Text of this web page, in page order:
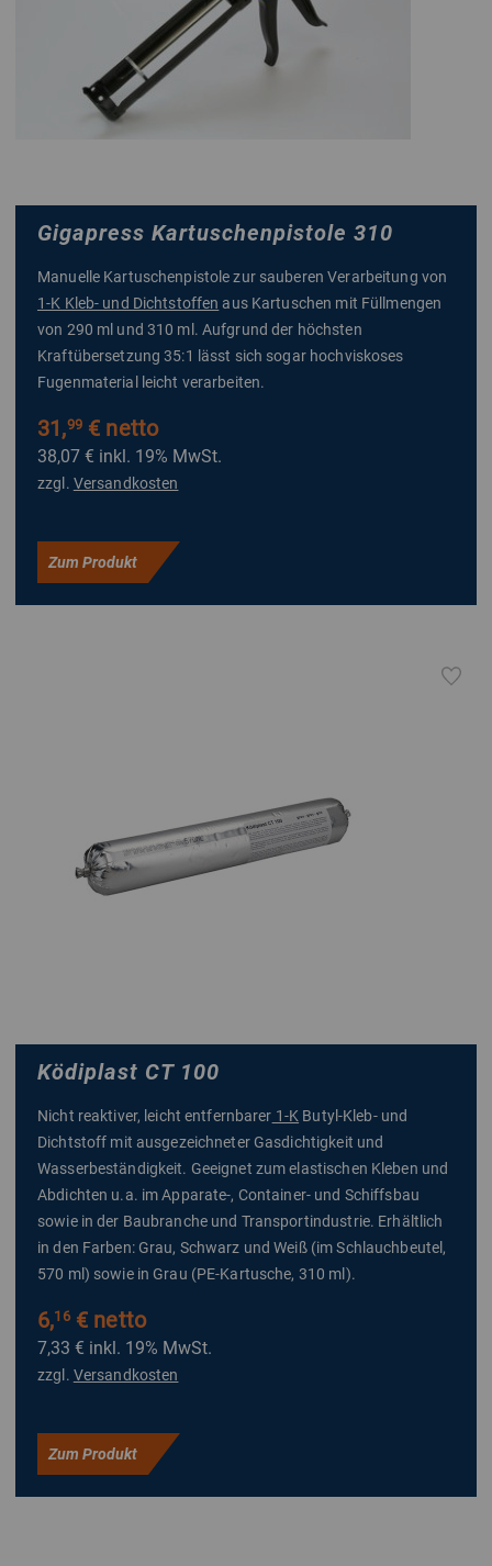
Gigapress Kartuschenpistole 310
Manuelle Kartuschenpistole zur sauberen Verarbeitung von
1-K Kleb- und Dichtstoffen aus Kartuschen mit Füllmengen
von 290 ml und 310 ml. Aufgrund der höchsten
Kraftübersetzung 35:1 lässt sich sogar hochviskoses
Fugenmaterial leicht verarbeiten.
31,99€ netto
38,07 € inkl. 19% MwSt.
zzgl. Versandkosten
Zum Produkt
Ködiplast CT 100
Nicht reaktiver, leicht entfernbarer 1-K Butyl-Kleb- und
Dichtstoff mit ausgezeichneter Gasdichtigkeit und
Wasserbeständigkeit. Geeignet zum elastischen Kleben und
Abdichten u.a. im Apparate-, Container- und Schiffsbau
sowie in der Baubranche und Transportindustrie. Erhältlich
in den Farben: Grau, Schwarz und Weiß (im Schlauchbeutel,
570 ml) sowie in Grau (PE-Kartusche, 310 ml).
6,16€ netto
7,33 € inkl. 19% MwSt.
zzgl. Versandkosten
Zum Produkt